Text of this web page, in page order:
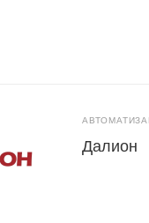
Далион